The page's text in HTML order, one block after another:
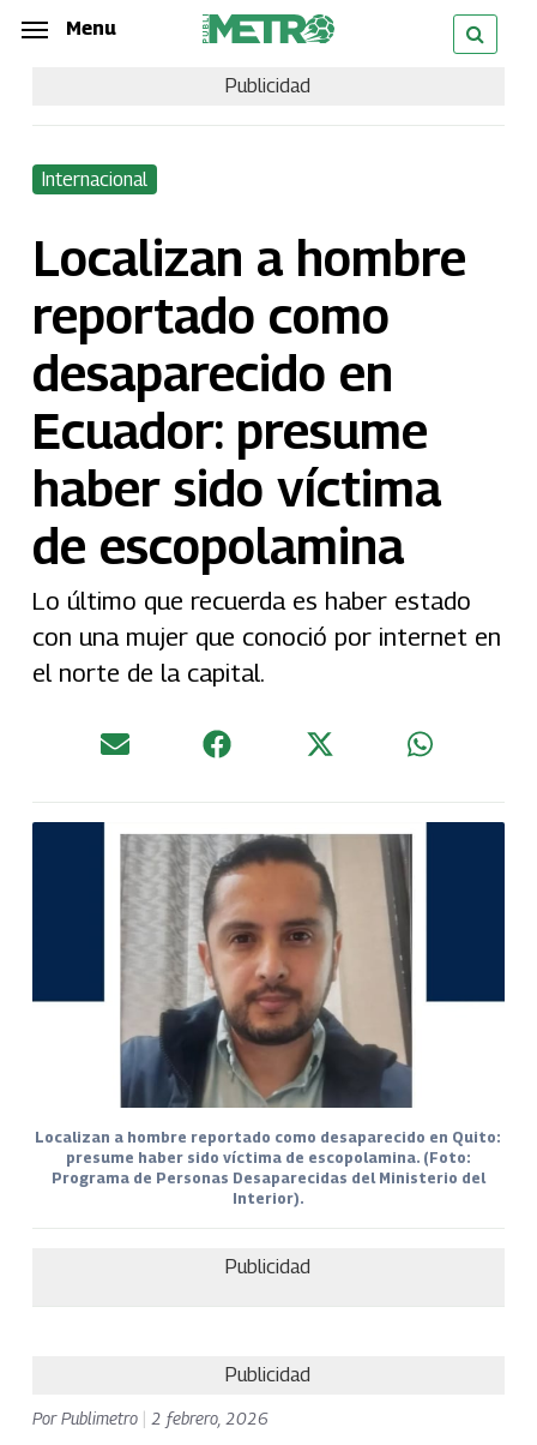
Skip
content
Menu
Publicidad
Internacional
Localizan a hombre
reportado como
desaparecido en
Ecuador: presume
haber sido víctima
de escopolamina
Lo último que recuerda es haber estado
con una mujer que conoció por internet en
el norte de la capital.
Localizan a hombre reportado como desaparecido en Quito:
presume haber sido víctima de escopolamina. (Foto:
Programa de Personas Desaparecidas del Ministerio del
Interior).
Publicidad
Publicidad
PorPublimetro 2 febrero, 2026
Menu